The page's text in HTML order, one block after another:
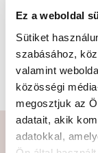
Ez a weboldal
Sütiket
szabásához,
valamint
közösségi
megosztjuk az
adatait, akik
adatokkal,